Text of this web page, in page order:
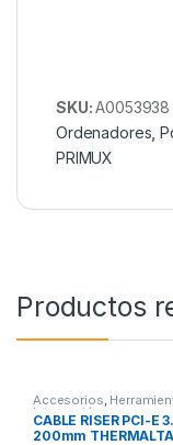
SKU:A0053938
Ordenadores ,
PRIMUX
Productos
Accesorios,
Integración
CABLE RISER PCI-E
200mm